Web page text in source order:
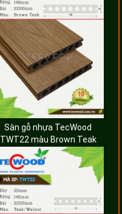
Sàn gỗ nhựa TecWood
TWT22 màu Brown Teak